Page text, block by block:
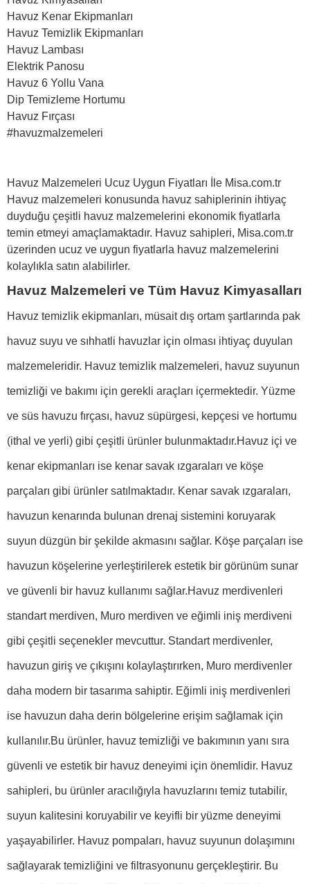
Havuz Kenar Ekipmanları
Havuz Temizlik Ekipmanları
Havuz Lambası
Elektrik Panosu
Havuz 6 Yollu Vana
Dip Temizleme Hortumu
Havuz Fırçası
#havuzmalzemeleri
Havuz Malzemeleri Ucuz Uygun Fiyatları İle Misa.com.tr
Havuz malzemeleri konusunda havuz sahiplerinin ihtiyaç
duyduğu çeşitli havuz malzemelerini ekonomik fiyatlarla
temin etmeyi amaçlamaktadır. Havuz sahipleri, Misa.com.tr
üzerinden ucuz ve uygun fiyatlarla havuz malzemelerini
kolaylıkla satın alabilirler.
Havuz Malzemeleri ve Tüm Havuz Kimyasalları
Havuz temizlik ekipmanları, müsait dış ortam şartlarında pak
havuz suyu ve sıhhatli havuzlar için olması ihtiyaç duyulan
malzemeleridir. Havuz temizlik malzemeleri, havuz suyunun
temizliği ve bakımı için gerekli araçları içermektedir. Yüzme
ve süs havuzu fırçası, havuz süpürgesi, kepçesi ve hortumu
(ithal ve yerli) gibi çeşitli ürünler bulunmaktadır.Havuz içi ve
kenar ekipmanları ise kenar savak ızgaraları ve köşe
parçaları gibi ürünler satılmaktadır. Kenar savak ızgaraları,
havuzun kenarında bulunan drenaj sistemini koruyarak
suyun düzgün bir şekilde akmasını sağlar. Köşe parçaları ise
havuzun köşelerine yerleştirilerek estetik bir görünüm sunar
ve güvenli bir havuz kullanımı sağlar.Havuz merdivenleri
standart merdiven, Muro merdiven ve eğimli iniş merdiveni
gibi çeşitli seçenekler mevcuttur. Standart merdivenler,
havuzun giriş ve çıkışını kolaylaştırırken, Muro merdivenler
daha modern bir tasarıma sahiptir. Eğimli iniş merdivenleri
ise havuzun daha derin bölgelerine erişim sağlamak için
kullanılır.Bu ürünler, havuz temizliği ve bakımının yanı sıra
güvenli ve estetik bir havuz deneyimi için önemlidir. Havuz
sahipleri, bu ürünler aracılığıyla havuzlarını temiz tutabilir,
suyun kalitesini koruyabilir ve keyifli bir yüzme deneyimi
yaşayabilirler. Havuz pompaları, havuz suyunun dolaşımını
sağlayarak temizliğini ve filtrasyonunu gerçekleştirir. Bu